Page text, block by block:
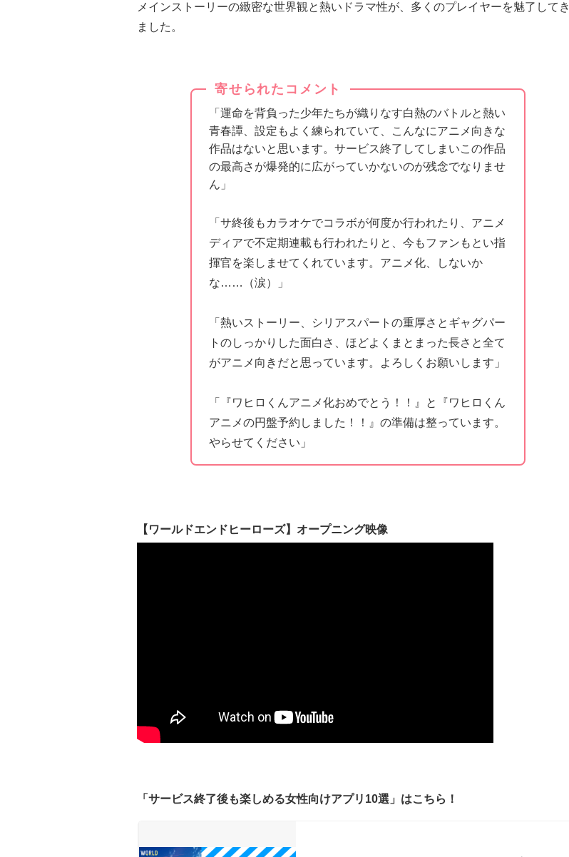
メインストーリーの緻密な世界観と熱いドラマ性が、多くのプレイヤーを魅了してき
ました。
寄せられたコメント
「運命を背負った少年たちが織りなす白熱のバトルと熱い
青春譚、設定もよく練られていて、こんなにアニメ向きな
作品はないと思います。サービス終了してしまいこの作品
の最高さが爆発的に広がっていかないのが残念でなりませ
ん」
「サ終後もカラオケでコラボが何度か行われたり、アニメ
ディアで不定期連載も行われたりと、今もファンもとい指
揮官を楽しませてくれています。アニメ化、しないか
な……（涙）」
「熱いストーリー、シリアスパートの重厚さとギャグパー
トのしっかりした面白さ、ほどよくまとまった長さと全て
がアニメ向きだと思っています。よろしくお願いします」
「『ワヒロくんアニメ化おめでとう！！』と『ワヒロくん
アニメの円盤予約しました！！』の準備は整っています。
やらせてください」
【ワールドエンドヒーローズ】オープニング映像
「サービス終了後も楽しめる女性向けアプリ10選」はこちら！